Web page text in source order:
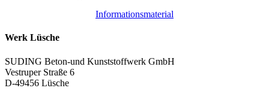
Informationsmaterial
Werk Lüsche
SUDING Beton-und Kunststoffwerk GmbH
Vestruper Straße 6
D-49456 Lüsche